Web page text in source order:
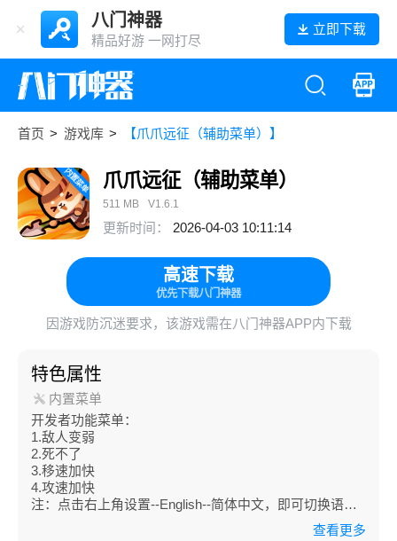
八门神器
精品好游 一网打尽
立即下载
首页 > 游戏库 > 【爪爪远征（辅助菜单）】
爪爪远征（辅助菜单）
511 MB V1.6.1
更新时间： 2026-04-03 10:11:14
高速下载
优先下载八门神器
因游戏防沉迷要求，该游戏需在八门神器APP内下载
特色属性
内置菜单
开发者功能菜单：
1.敌人变弱
2.死不了
3.移速加快
4.攻速加快
注：点击右上角设置--English--简体中文，即可切换语言
查看更多